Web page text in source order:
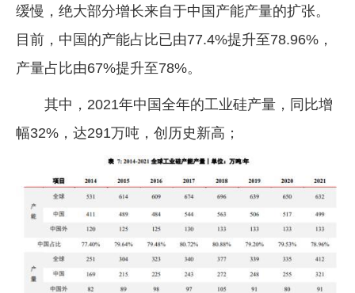
缓慢，绝大部分增长来自于中国产能产量的扩张。
目前，中国的产能占比已由77.4%提升至78.96%，
产量占比由67%提升至78%。
其中，2021年中国全年的工业硅产量，同比增
幅32%，达291万吨，创历史新高；